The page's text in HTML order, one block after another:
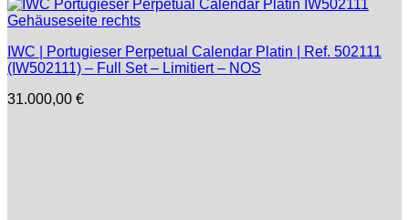
IWC | Portugieser Perpetual Calendar Platin | Ref. 502111
(IW502111) – Full Set – Limitiert – NOS
31.000,00 €